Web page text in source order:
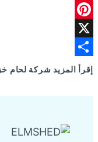
WhatsApp
Pinterest
X
Share
إقرأ المزيدشركة لحام